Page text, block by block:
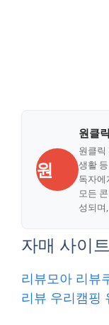
원
원클
원클릭
생활
독자에
모든
성되며
자매 사이트
리뷰모아 리뷰
리뷰 우리캠핑